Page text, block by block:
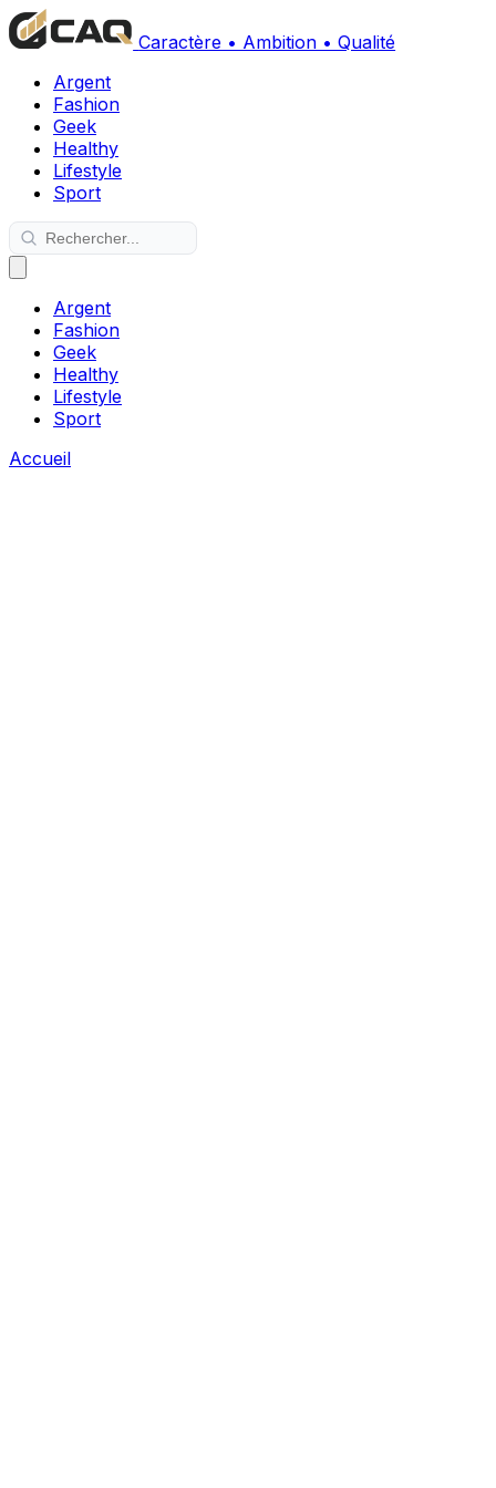
Caractère • Ambition • Qualité
Argent
Fashion
Geek
Healthy
Lifestyle
Sport
Argent
Fashion
Geek
Healthy
Lifestyle
Sport
Accueil